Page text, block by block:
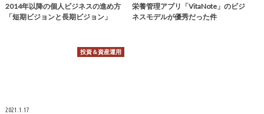
2014年以降の個人ビジネスの進め方
「短期ビジョンと長期ビジョン」
栄養管理アプリ「VitaNote」のビジ
ネスモデルが優秀だった件
投資＆資産運用
2021.1.17